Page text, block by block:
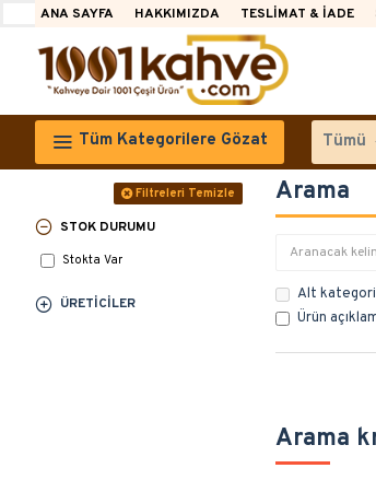
ANA SAYFA HAKKIMIZDA TESLIMAT & İADE
Tüm Kategorilere Gözat Tümü
Filtreleri Temizle
ÜRETICILER
STOK DURUMU
Stokta Var
Arama
Alt
Ürün
Arama